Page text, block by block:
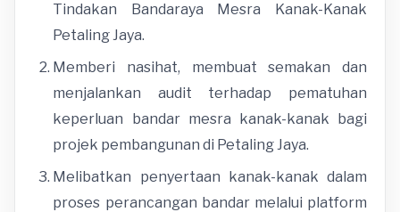
Tindakan Bandaraya Mesra Kanak-Kanak
Petaling Jaya.
Memberi nasihat, membuat semakan dan
menjalankan audit terhadap pematuhan
keperluan bandar mesra kanak-kanak bagi
projek pembangunan di Petaling Jaya.
Melibatkan penyertaan kanak-kanak dalam
proses perancangan bandar melalui platform